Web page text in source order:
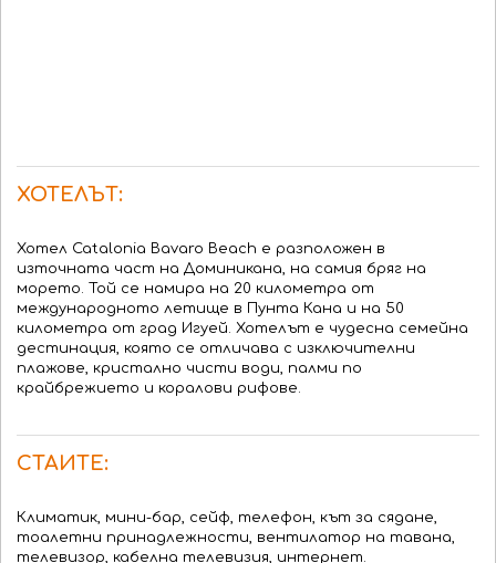
ХОТЕЛЪТ:
Хотел Catalonia Bavaro Beach e разположен в
източната част на Доминикана, на самия бряг на
морето. Той се намира на 20 километра от
международното летище в Пунта Кана и на 50
километра от град Игуей. Хотелът е чудесна семейна
дестинация, която се отличава с изключителни
плажове, кристално чисти води, палми по
крайбрежието и коралови рифове.
СТАИТЕ:
Климатик, мини-бар, сейф, телефон, кът за сядане,
тоалетни принадлежности, вентилатор на тавана,
телевизор, кабелна телевизия, интернет.